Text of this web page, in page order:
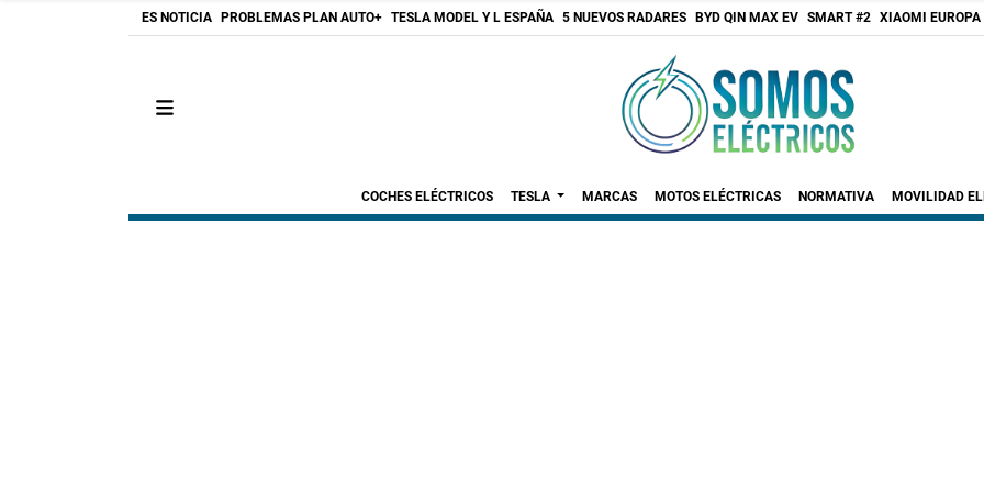
ES NOTICIA PROBLEMAS PLAN AUTO+ TESLA MODEL Y L ESPAÑA 5 NUEVOS RADARES BYD QIN MAX EV SMART #2 XIAOMI EUROPA
COCHES ELÉCTRICOS TESLA MARCAS MOTOS ELÉCTRICAS NORMATIVA MOVILIDAD